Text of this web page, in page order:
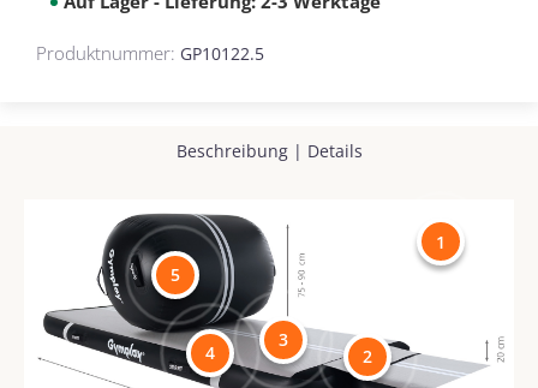
Produktnummer: GP10122.5
Beschreibung| Details
1
2
3
4
5